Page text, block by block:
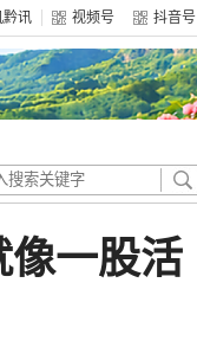
黔讯 视频号 抖音号
像一股活